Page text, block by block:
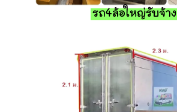
รถ4ล้อใหญ่รับจ้าง